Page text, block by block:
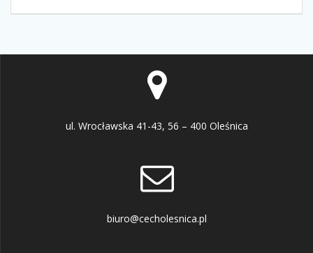
ul. Wrocławska 41-43, 56 – 400 Oleśnica
biuro@cecholesnica.pl